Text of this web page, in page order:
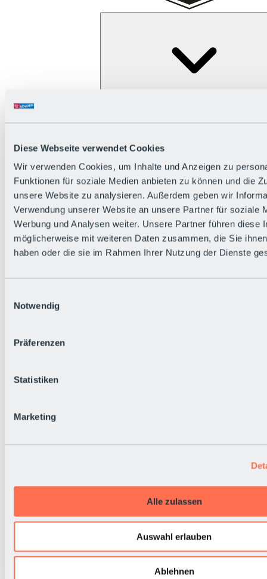
Diese Webseite verwendet Cookies
Wir verwenden Cookies, um Inhalte und Anzeigen zu
Funktionen für soziale Medien anbieten zu können und die
unsere Website zu analysieren. Außerdem geben wir
Verwendung unserer Website an unsere Partner für soziale
Werbung und Analysen weiter. Unsere Partner führen diese
möglicherweise mit weiteren Daten zusammen, die Sie
haben oder die sie im Rahmen Ihrer Nutzung der Dienste
Notwendig
Präferenzen
Statistiken
Marketing
Alle zulassen
Auswahl erlauben
Ablehnen
Alle Live-Infos
Wetter
Hüttenstatus
Livecams
Urlaubsregion
Zurück